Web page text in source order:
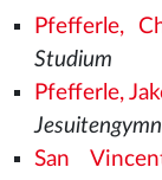
Pfefferle,
Studium
Pfefferle,
San